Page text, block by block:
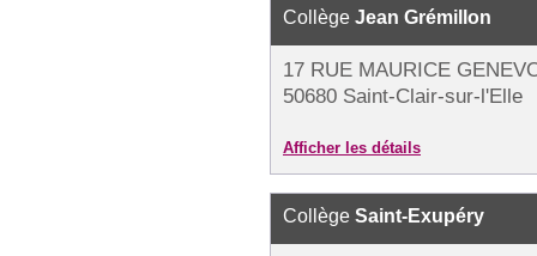
Collège Jean Grémillon
17 RUE MAURICE
50680 Saint-Clair-sur-l'Elle
Afficher les détails
Collège Saint-Exupéry